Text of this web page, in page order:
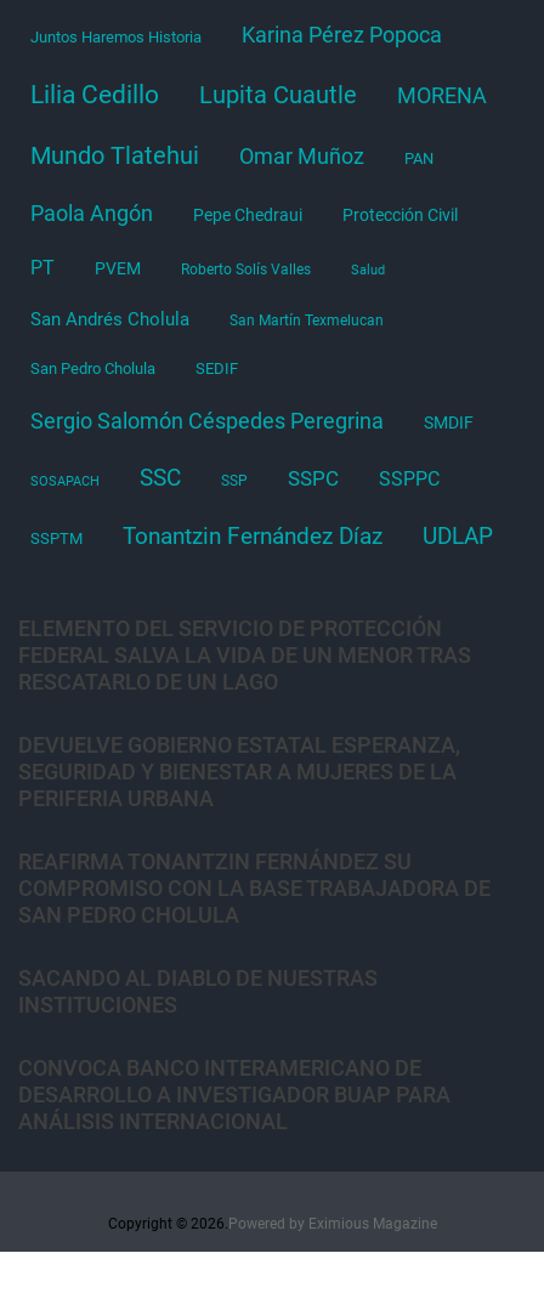
Juntos Haremos Historia Karina Pérez Popoca
Lilia Cedillo Lupita Cuautle MORENA
Mundo Tlatehui Omar Muñoz PAN
Paola Angón Pepe Chedraui Protección Civil
PT PVEM Roberto Solís Valles Salud
San Andrés Cholula San Martín Texmelucan
San Pedro Cholula SEDIF
Sergio Salomón Céspedes Peregrina SMDIF
SOSAPACH SSC SSP SSPC SSPPC
SSPTM Tonantzin Fernández Díaz UDLAP
ELEMENTO DEL SERVICIO DE PROTECCIÓN
FEDERAL SALVA LA VIDA DE UN MENOR TRAS
RESCATARLO DE UN LAGO
DEVUELVE GOBIERNO ESTATAL ESPERANZA,
SEGURIDAD Y BIENESTAR A MUJERES DE LA
PERIFERIA URBANA
REAFIRMA TONANTZIN FERNÁNDEZ SU
COMPROMISO CON LA BASE TRABAJADORA DE
SAN PEDRO CHOLULA
SACANDO AL DIABLO DE NUESTRAS
INSTITUCIONES
CONVOCA BANCO INTERAMERICANO DE
DESARROLLO A INVESTIGADOR BUAP PARA
ANÁLISIS INTERNACIONAL
Copyright © 2026. Powered by Eximious Magazine